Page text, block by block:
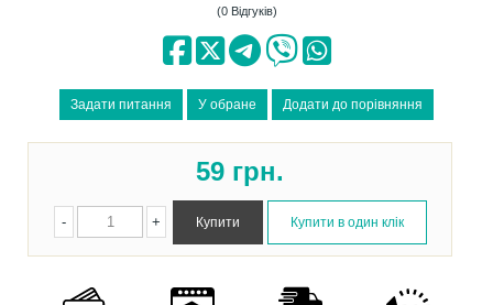
(0 Відгуків)
59 грн.
+
-